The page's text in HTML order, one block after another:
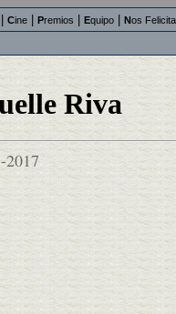
Cine Premios Equipo Nos
Riva